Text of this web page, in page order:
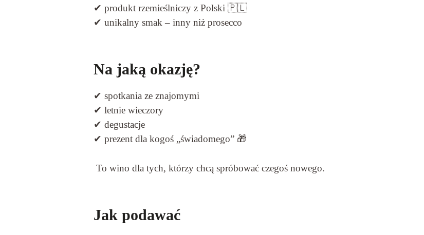
✔ produkt rzemieślniczy z Polski 🇵🇱
✔ unikalny smak – inny niż prosecco
Na jaką okazję?
✔ spotkania ze znajomymi
✔ letnie wieczory
✔ degustacje
✔ prezent dla kogoś „świadomego” 🎁
To wino dla tych, którzy chcą spróbować czegoś nowego.
Jak podawać